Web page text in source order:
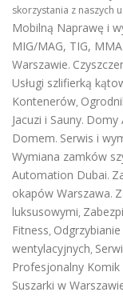
skorzystania z naszych
Mobilną Naprawę i
MIG/MAG, TIG,
Warszawie.
Usługi szlifierką
Kontenerów,
Jacuzi i Sauny. Domy
Domem. Serwis i
Wymiana zamków
Automation Dubai.
okapów Warszawa.
luksusowymi,
Fitness,
wentylacyjnych,
Profesjonalny Komik
Suszarki w